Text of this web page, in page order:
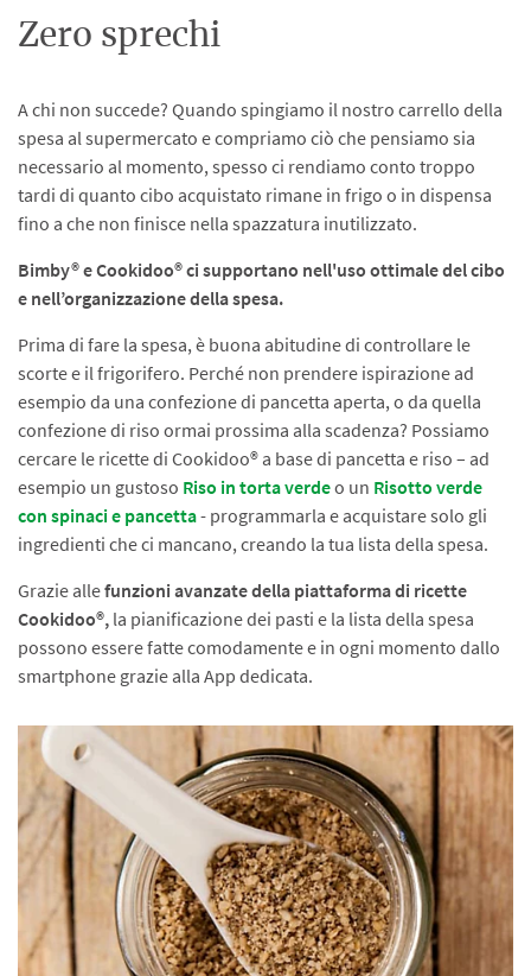
Zero sprechi
A chi non succede? Quando spingiamo il nostro carrello della
spesa al supermercato e compriamo ciò che pensiamo sia
necessario al momento, spesso ci rendiamo conto troppo
tardi di quanto cibo acquistato rimane in frigo o in dispensa
fino a che non finisce nella spazzatura inutilizzato.
Bimby® e Cookidoo® ci supportano nell'uso ottimale del cibo
e nell’organizzazione della spesa.
Prima di fare la spesa, è buona abitudine di controllare le
scorte e il frigorifero. Perché non prendere ispirazione ad
esempio da una confezione di pancetta aperta, o da quella
confezione di riso ormai prossima alla scadenza? Possiamo
cercare le ricette di Cookidoo® a base di pancetta e riso – ad
esempio un gustoso Riso in torta verdeo un Risotto verde
con spinaci e pancetta- programmarla e acquistare solo gli
ingredienti che ci mancano, creando la tua lista della spesa.
Grazie allefunzioni avanzate della piattaforma di ricette
Cookidoo®, la pianificazione dei pasti e la lista della spesa
possono essere fatte comodamente e in ogni momento dallo
smartphone grazie alla App dedicata.